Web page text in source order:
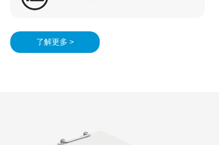
了解更多 >